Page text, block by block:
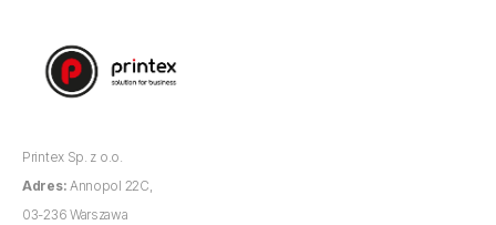
Printex Sp. z o.o.
Adres: Annopol 22C,
03-236 Warszawa